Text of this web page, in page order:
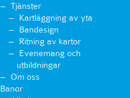
Tjänster
Kartläggning av yta
Bandesign
Ritning av kartor
Evenemang och
utbildningar
Om oss
Banor